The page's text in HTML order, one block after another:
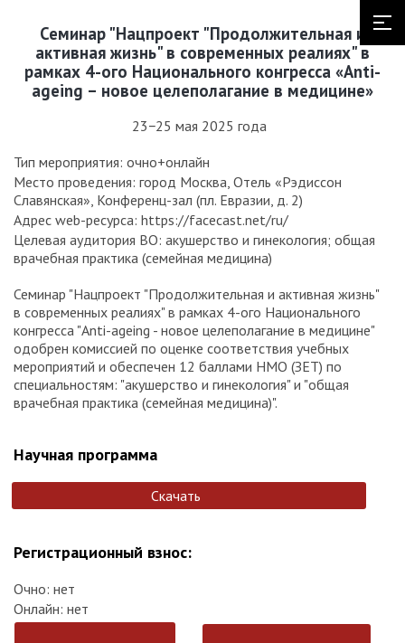
Семинар "Нацпроект "Продолжительная и
активная жизнь" в современных реалиях" в
рамках 4-ого Национального конгресса «Anti-
ageing – новое целеполагание в медицине»
23−25 мая 2025 года
Тип мероприятия: очно+онлайн
Место проведения: город Москва, Отель «Рэдиссон
Славянская», Конференц-зал (пл. Евразии, д. 2)
Адрес web-ресурса: https://facecast.net/ru/
Целевая аудитория ВО: акушерство и гинекология; общая
врачебная практика (семейная медицина)
Семинар "Нацпроект "Продолжительная и активная жизнь"
в современных реалиях" в рамках 4-ого Национального
конгресса "Anti-ageing - новое целеполагание в медицине"
одобрен комиссией по оценке соответствия учебных
мероприятий и обеспечен 12 баллами НМО (ЗЕТ) по
специальностям: "акушерство и гинекология" и "общая
врачебная практика (семейная медицина)".
Научная программа
Скачать
Регистрационный взнос:
Очно: нет
Онлайн: нет